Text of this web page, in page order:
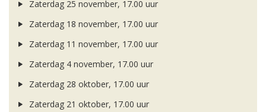
Zaterdag 25 november, 17.00 uur
Zaterdag 18 november, 17.00 uur
Zaterdag 11 november, 17.00 uur
Zaterdag 4 november, 17.00 uur
Zaterdag 28 oktober, 17.00 uur
Zaterdag 21 oktober, 17.00 uur